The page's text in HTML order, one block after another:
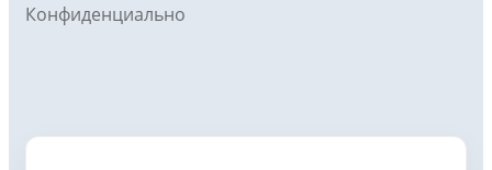
Конфиденциально